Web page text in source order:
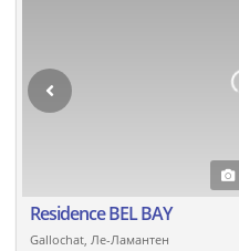
Residence BEL BAY
Gallochat, Ле-Ламантен